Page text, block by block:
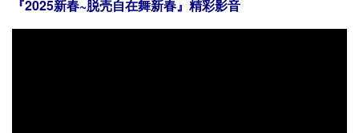
『2025新春~脱壳自在舞新春』精彩影音